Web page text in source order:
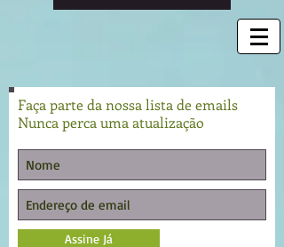
Faça parte da nossa lista de emails
Nunca perca uma atualização
Assine Já